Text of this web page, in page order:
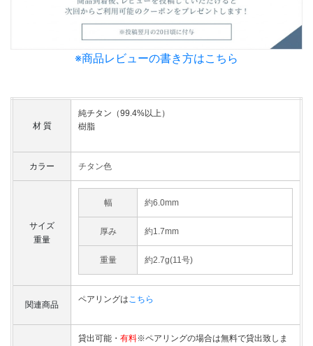
※商品レビューの書き方はこちら
材 質
純チタン（99.4%以上）
樹脂
カラー チタン色
サイズ
重量
幅 約6.0mm
厚み 約1.7mm
重量 約2.7g(11号)
関連商品 ペアリングはこちら
貸出可能・ 有料※ペアリングの場合は無料で貸出致しま